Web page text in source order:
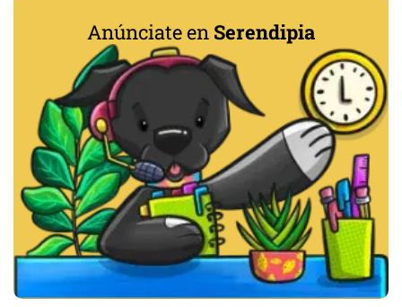
Anúnciate en Serendipia